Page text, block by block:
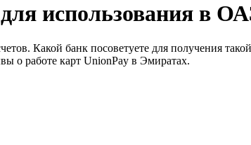
использования в
Какой банк посоветуете для получения
о работе карт UnionPay в Эмиратах.